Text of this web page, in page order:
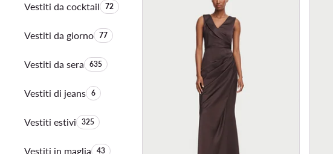
Vestiti da cocktailQuantità di prodotti:
72
Vestiti da giornoQuantità di prodotti:
77
Vestiti da seraQuantità di prodotti:
635
Vestiti di jeansQuantità di prodotti:
6
Vestiti estiviQuantità di prodotti:
325
Vestiti in magliaQuantità di prodotti:
43